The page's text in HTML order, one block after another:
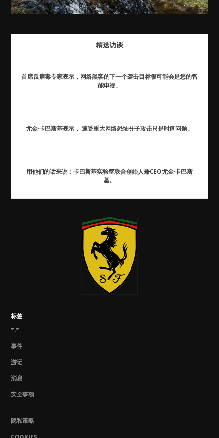
精选访谈
首席反病毒专家表示，网络黑客的下一个袭击目标很可能会是您的智
能电视。
尤金·卡巴斯基表示， 遭受重大网络恐怖分子攻击只是时间问题。
用他们的话来说：卡巴斯基实验室联合创始人兼CEO尤金·卡巴斯
基。
标签
*.*
事件
游记
消息
安全事项
隐私策略